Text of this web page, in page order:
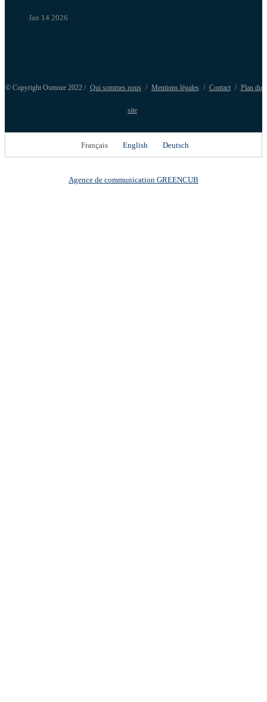
Jan 14 2026
© Copyright Osmoze 2022 / Qui sommes nous / Mentions légales / Contact / Plan du
site
Français English Deutsch
Agence de communication GREENCUB